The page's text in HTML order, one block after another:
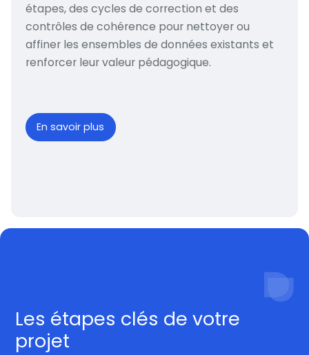
étapes, des cycles de correction et des
contrôles de cohérence pour nettoyer ou
affiner les ensembles de données existants et
renforcer leur valeur pédagogique.
En savoir plus
Les étapes clés de votre
projet